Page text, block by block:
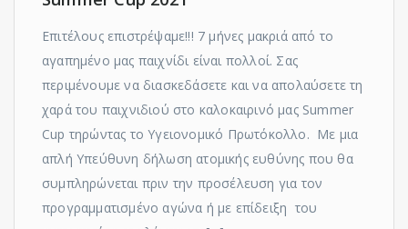
Επιτέλους επιστρέψαμε!!! 7 μήνες μακριά από το
αγαπημένο μας παιχνίδι είναι πολλοί. Σας
περιμένουμε να διασκεδάσετε και να απολαύσετε τη
χαρά του παιχνιδιού στο καλοκαιρινό μας Summer
Cup τηρώντας το Υγειονομικό Πρωτόκολλο. Με μια
απλή Υπεύθυνη δήλωση ατομικής ευθύνης που θα
συμπληρώνεται πριν την προσέλευση για τον
προγραμματισμένο αγώνα ή με επίδειξη του